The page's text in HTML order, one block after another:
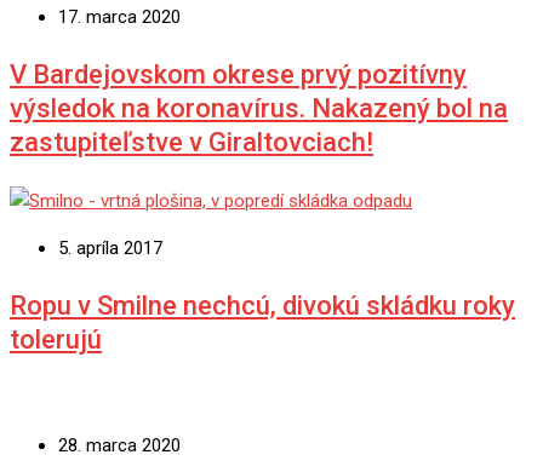
17. marca 2020
V Bardejovskom okrese prvý pozitívny
výsledok na koronavírus. Nakazený bol na
zastupiteľstve v Giraltovciach!
5. apríla 2017
Ropu v Smilne nechcú, divokú skládku roky
tolerujú
28. marca 2020